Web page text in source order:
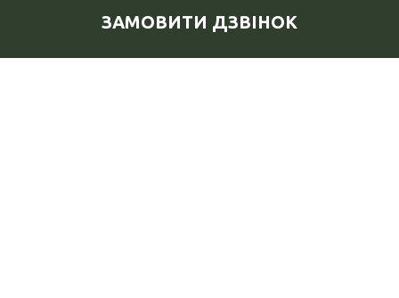
ЗАМОВИТИ ДЗВІНОК